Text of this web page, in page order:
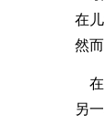
在
然
在
另